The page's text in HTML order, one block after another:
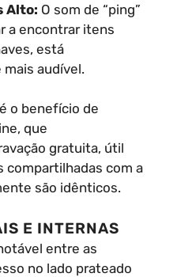
Alto: O som de “ping”
a encontrar itens
está
audível.
o benefício de
que
gratuita, útil
compartilhadas com a
são idênticos.
E INTERNAS
entre as
no lado prateado